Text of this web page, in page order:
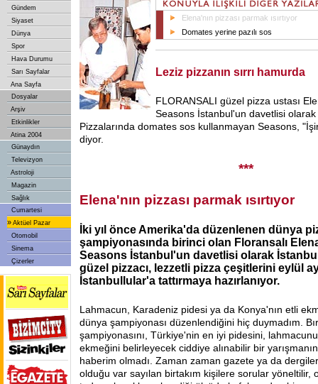
Gündem
Siyaset
Dünya
Spor
Hava Durumu
Sarı Sayfalar
Ana Sayfa
Dosyalar
Arşiv
Etkinlikler
Atina 2004
Günaydın
Televizyon
Astroloji
Magazin
Sağlık
Cumartesi
» Aktüel Pazar
Otomobil
Sinema
Çizerler
Elena'nın pizzası parmak ısırtıyor
Domates yerine pazılı sos
Leziz pizzanın sırrı hamurda
FLORANSALI güzel pizza ustası
Seasons İstanbul'un davetlisi
Pizzalarında domates sos kullanmayan Seasons,
diyor.
***
Elena'nın pizzası parmak ısırtıyor
İki yıl önce Amerika'da düzenlenen dünya
şampiyonasında birinci olan Floransalı
Seasons İstanbul'un davetlisi olarak
güzel pizzacı, lezzetli pizza çeşitlerini eylül
İstanbullular'a tattırmaya hazırlanıyor.
Lahmacun, Karadeniz pidesi ya da Konya'nın etli
dünya şampiyonası düzenlendiğini hiç duymadım.
şampiyonasını, Türkiye'nin en iyi pidesini,
ekmeğini belirleyecek ciddiye alınabilir bir yarışmanın
haberim olmadı. Zaman zaman gazete ya da
olduğu var sayılan birtakım kişilere sorular yöneltilir,